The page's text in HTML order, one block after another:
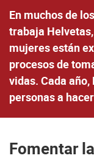
En muchos de
trabaja
mujeres están
procesos de
vidas. Cada
personas a
Fomentar